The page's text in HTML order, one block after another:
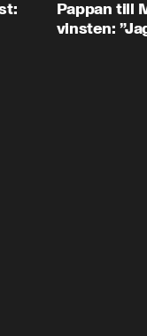
Pappan till
vinsten: